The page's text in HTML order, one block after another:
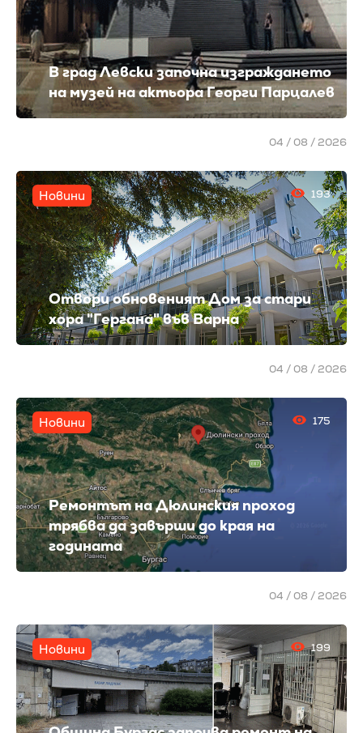
В град Левски започна изграждането
на музей на актьора Георги Парцалев
04 / 08 / 2026
Отвори обновеният Дом за стари
хора "Гергана" във Варна
Новини 193
04 / 08 / 2026
Ремонтът на Дюлинския проход
трябва да завърши до края на
годината
Новини 175
04 / 08 / 2026
Новини 199